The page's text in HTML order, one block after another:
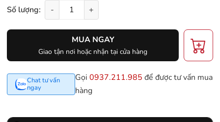
Số lượng: - +
MUA NGAY
Giao tận nơi hoặc nhận tại cửa hàng
Chat tư vấn
ngay
Gọi 0937.211.985 để được tư vấn mua
hàng